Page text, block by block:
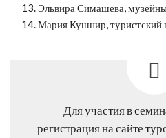
Эльвира Симашева,
Мария Кушнир, туристский
Для участия в
регистрация на сайте